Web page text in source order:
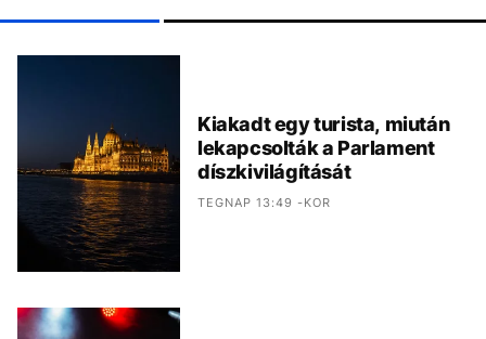
Kiakadt egy turista, miután
lekapcsolták a Parlament
díszkivilágítását
TEGNAP 13:49 -KOR